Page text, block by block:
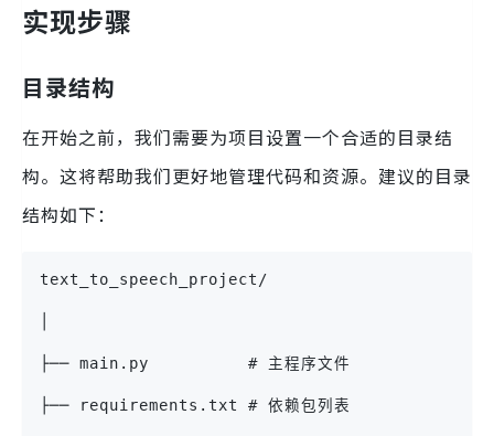
实现步骤
目录结构
在开始之前，我们需要为项目设置一个合适的目录结
构。这将帮助我们更好地管理代码和资源。建议的目录
结构如下：
text_to_speech_project/
├── main.py          # 主程序文件
├── requirements.txt # 依赖包列表